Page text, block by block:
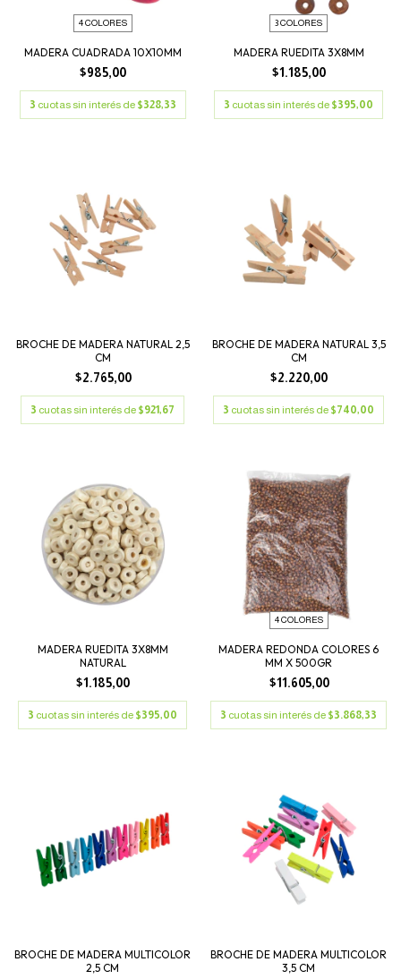
4 COLORES
MADERA CUADRADA 10X10MM
$985,00
3 cuotas sin interés de $328,33
3 COLORES
MADERA RUEDITA 3X8MM
$1.185,00
3 cuotas sin interés de $395,00
BROCHE DE MADERA NATURAL 2,5
CM
$2.765,00
3 cuotas sin interés de $921,67
BROCHE DE MADERA NATURAL 3,5
CM
$2.220,00
3 cuotas sin interés de $740,00
MADERA RUEDITA 3X8MM
NATURAL
$1.185,00
3 cuotas sin interés de $395,00
4 COLORES
MADERA REDONDA COLORES 6
MM X 500GR
$11.605,00
3 cuotas sin interés de $3.868,33
BROCHE DE MADERA MULTICOLOR
2,5 CM
BROCHE DE MADERA MULTICOLOR
3,5 CM